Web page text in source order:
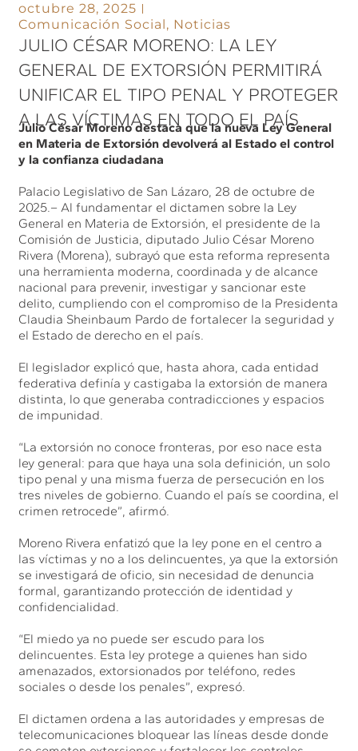
octubre 28, 2025
Comunicación Social, Noticias
JULIO CÉSAR MORENO: LA LEY
GENERAL DE EXTORSIÓN PERMITIRÁ
UNIFICAR EL TIPO PENAL Y PROTEGER
A LAS VÍCTIMAS EN TODO EL PAÍS
Julio César Moreno destaca que la nueva Ley General
en Materia de Extorsión devolverá al Estado el control
y la confianza ciudadana
Palacio Legislativo de San Lázaro, 28 de octubre de
2025.– Al fundamentar el dictamen sobre la Ley
General en Materia de Extorsión, el presidente de la
Comisión de Justicia, diputado Julio César Moreno
Rivera (Morena), subrayó que esta reforma representa
una herramienta moderna, coordinada y de alcance
nacional para prevenir, investigar y sancionar este
delito, cumpliendo con el compromiso de la Presidenta
Claudia Sheinbaum Pardo de fortalecer la seguridad y
el Estado de derecho en el país.
El legislador explicó que, hasta ahora, cada entidad
federativa definía y castigaba la extorsión de manera
distinta, lo que generaba contradicciones y espacios
de impunidad.
“La extorsión no conoce fronteras, por eso nace esta
ley general: para que haya una sola definición, un solo
tipo penal y una misma fuerza de persecución en los
tres niveles de gobierno. Cuando el país se coordina, el
crimen retrocede”, afirmó.
Moreno Rivera enfatizó que la ley pone en el centro a
las víctimas y no a los delincuentes, ya que la extorsión
se investigará de oficio, sin necesidad de denuncia
formal, garantizando protección de identidad y
confidencialidad.
“El miedo ya no puede ser escudo para los
delincuentes. Esta ley protege a quienes han sido
amenazados, extorsionados por teléfono, redes
sociales o desde los penales”, expresó.
El dictamen ordena a las autoridades y empresas de
telecomunicaciones bloquear las líneas desde donde